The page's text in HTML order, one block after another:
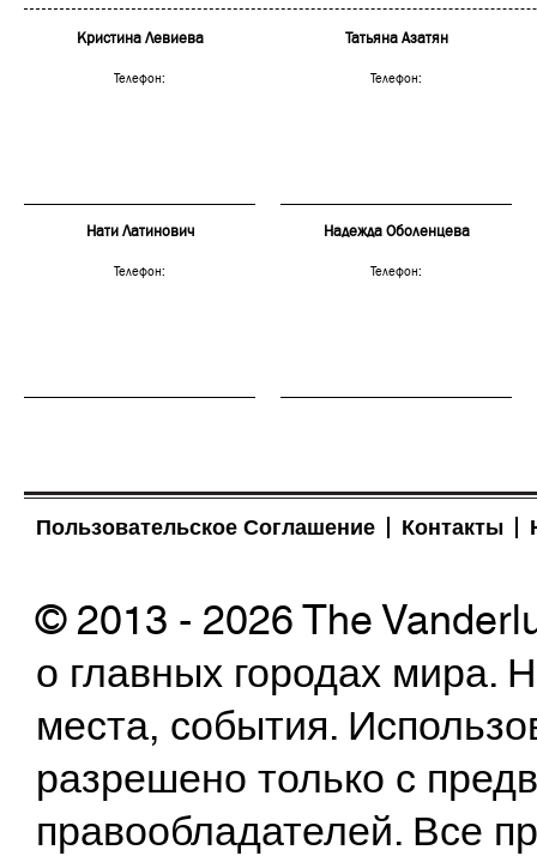
Кристина Левиева
Телефон:
Татьяна Азатян
Телефон:
Нати Латинович
Телефон:
Надежда Оболенцева
Телефон:
Пользовательское Соглашение Контакты
© 2013 - 2026 The
о главных городах
места, события.
разрешено только с
правообладателей. Все